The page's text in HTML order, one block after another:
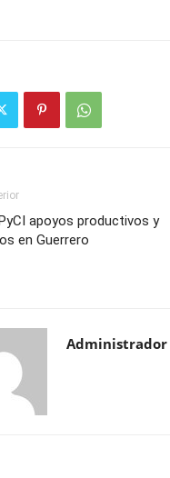
apoyos productivos y
en Guerrero
Administrador